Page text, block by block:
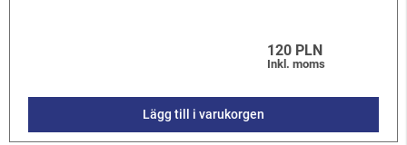
120 PLN
Inkl. moms
Lägg till i varukorgen